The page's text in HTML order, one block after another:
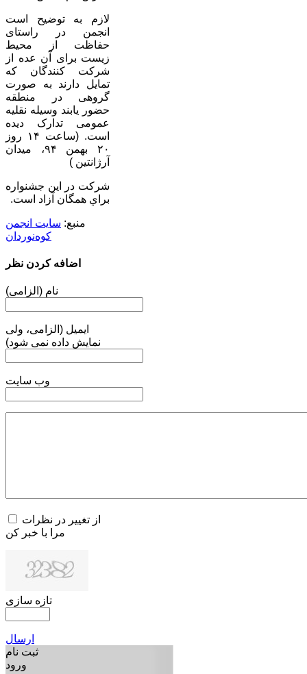
لازم به توضیح است
انجمن در راستای
حفاظت از محیط
زیست برای آن عده از
شرکت کنندگان که
تمایل دارند به صورت
گروهی در منطقه
حضور یابند وسیله نقلیه
عمومی تدارک دیده
است. (ساعت ۱۴ روز
۲۰ بهمن ۹۴، میدان
آرژانتین )
شرکت در اين جشنواره
براي همگان آزاد است.
منبع: سایت انجمن
کوه‌نوردان
اضافه کردن نظر
نام (الزامی)
ایمیل (الزامی، ولی
نمایش داده نمی شود)
وب سایت
از تغییر در نظرات
مرا با خبر کن
تازه سازی
ارسال
ثبت نام
ورود